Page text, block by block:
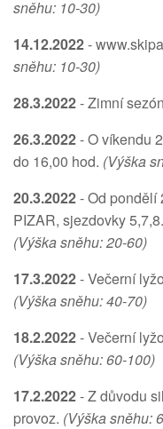
sněhu: 10-30)
14.12.2022-
sněhu: 10-30)
28.3.2022- Zimní
26.3.2022- O víkendu
do 16,00 hod. (Výška
20.3.2022- Od pondělí
PIZAR, sjezdovky
(Výška sněhu: 20-60)
17.3.2022- Večerní
(Výška sněhu: 40-70)
18.2.2022- Večerní
(Výška sněhu: 60-100)
17.2.2022- Z důvodu
provoz. (Výška sněhu: